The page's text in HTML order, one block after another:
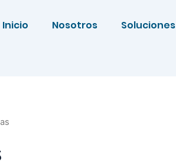
Inicio Nosotros Soluciones